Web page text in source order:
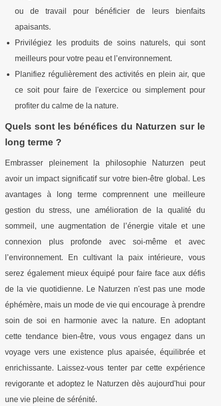
ou de travail pour bénéficier de leurs bienfaits
apaisants.
Privilégiez les produits de soins naturels, qui sont
meilleurs pour votre peau et l’environnement.
Planifiez régulièrement des activités en plein air, que
ce soit pour faire de l'exercice ou simplement pour
profiter du calme de la nature.
Quels sont les bénéfices du Naturzen sur le
long terme ?
Embrasser pleinement la philosophie Naturzen peut
avoir un impact significatif sur votre bien-être global. Les
avantages à long terme comprennent une meilleure
gestion du stress, une amélioration de la qualité du
sommeil, une augmentation de l’énergie vitale et une
connexion plus profonde avec soi-même et avec
l’environnement. En cultivant la paix intérieure, vous
serez également mieux équipé pour faire face aux défis
de la vie quotidienne. Le Naturzen n'est pas une mode
éphémère, mais un mode de vie qui encourage à prendre
soin de soi en harmonie avec la nature. En adoptant
cette tendance bien-être, vous vous engagez dans un
voyage vers une existence plus apaisée, équilibrée et
enrichissante. Laissez-vous tenter par cette expérience
revigorante et adoptez le Naturzen dès aujourd'hui pour
une vie pleine de sérénité.